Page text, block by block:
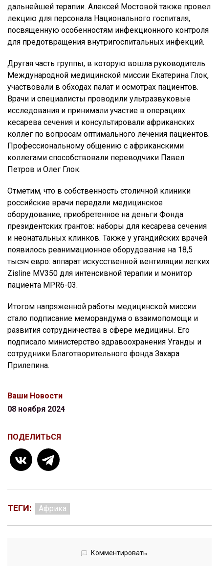
дальнейшей терапии. Алексей Мостовой также провел
лекцию для персонала Национального госпиталя,
посвященную особенностям инфекционного контроля
для предотвращения внутригоспитальных инфекций.
Другая часть группы, в которую вошла руководитель
Международной медицинской миссии Екатерина Глок,
участвовали в обходах палат и осмотрах пациентов.
Врачи и специалисты проводили ультразвуковые
исследования и принимали участие в операциях
кесарева сечения и консультировали африканских
коллег по вопросам оптимального лечения пациентов.
Профессиональному общению с африканскими
коллегами способствовали переводчики Павел
Петров и Олег Глок.
Отметим, что в собственность столичной клиники
российские врачи передали медицинское
оборудование, приобретенное на деньги Фонда
президентских грантов: наборы для кесарева сечения
и неонатальных клинков. Также у угандийских врачей
появилось реанимационное оборудование на 18,5
тысяч евро: аппарат искусственной вентиляции легких
Zisline MV350 для интенсивной терапии и монитор
пациента MPR6-03.
Итогом напряженной работы медицинской миссии
стало подписание меморандума о взаимопомощи и
развития сотрудничества в сфере медицины. Его
подписало министерство здравоохранения Уганды и
сотрудники Благотворительного фонда Захара
Прилепина.
Ваши Новости
08 ноября 2024
ПОДЕЛИТЬСЯ
ТЕГИ: Африка
Комментировать